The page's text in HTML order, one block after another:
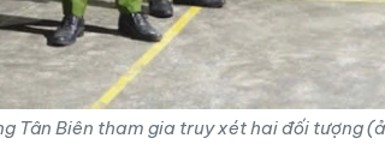
Tân Biên tham gia truy xét hai đối tượng